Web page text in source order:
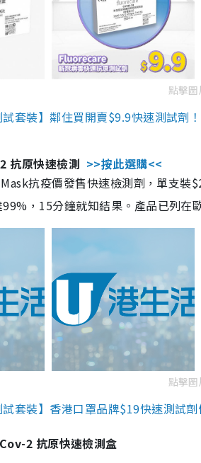
點擊
套裝】鄰住買開賣$9.9快速測試劑
抗原快速檢測 >>按此選購<<
抗疫價發售快速檢測劑，單支
，15分鐘就知結果。產品已列在
點擊
套裝】香港口罩品牌$19快速測試
2 抗原快速檢測盒